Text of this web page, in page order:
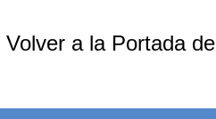
Volver a la Portada de